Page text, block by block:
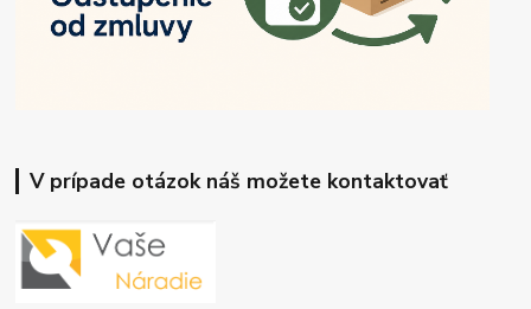
V prípade otázok náš možete kontaktovať